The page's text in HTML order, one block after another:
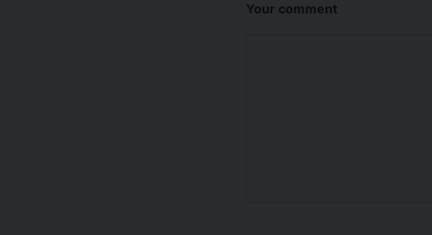
Your comment